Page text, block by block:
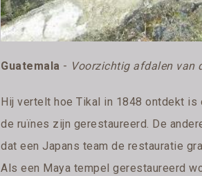
Guatemala - Voorzichtig afdalen van
Hij vertelt hoe Tikal in 1848 ontdekt
de ruïnes zijn gerestaureerd. De
dat een Japans team de restauratie
Als een Maya tempel gerestaureerd